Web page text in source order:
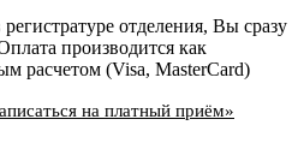
отделения, Вы сразу
производится как
расчетом (Visa, MasterCard)
на платный приём»